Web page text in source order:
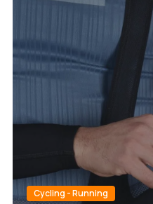
Cycling - Running